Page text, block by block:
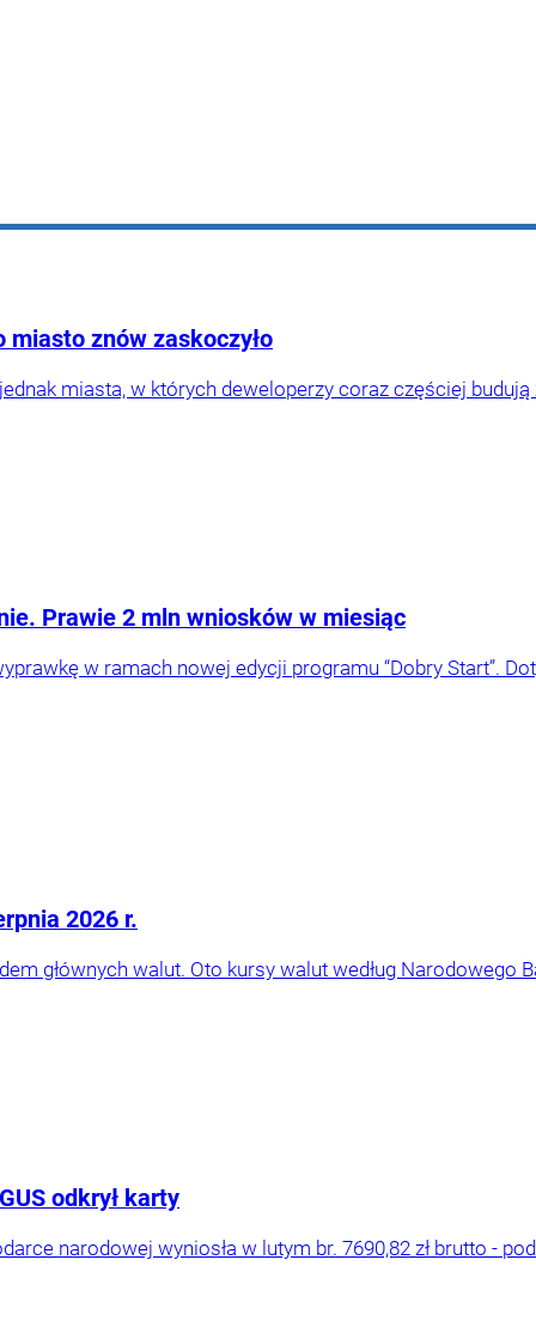
znów zaskoczyło
miasta, w których deweloperzy coraz częściej budują
Prawie 2 mln wniosków w miesiąc
w ramach nowej edycji programu “Dobry Start”.
2026 r.
głównych walut. Oto kursy walut według Narodowego
odkrył karty
narodowej wyniosła w lutym br. 7690,82 zł brutto -